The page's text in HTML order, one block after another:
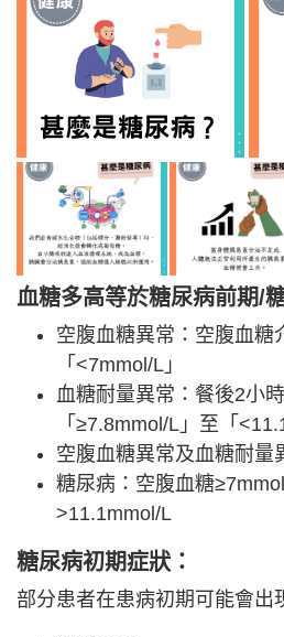
血糖多高等於糖尿病前期/
空腹血糖異常：空腹血糖
「<7mmol/L」
血糖耐量異常：餐後2小
「≥7.8mmol/L」至「
空腹血糖異常及血糖耐量
糖尿病：空腹血糖
>11.1mmol/L
糖尿病初期症狀：
部分患者在患病初期可能會出